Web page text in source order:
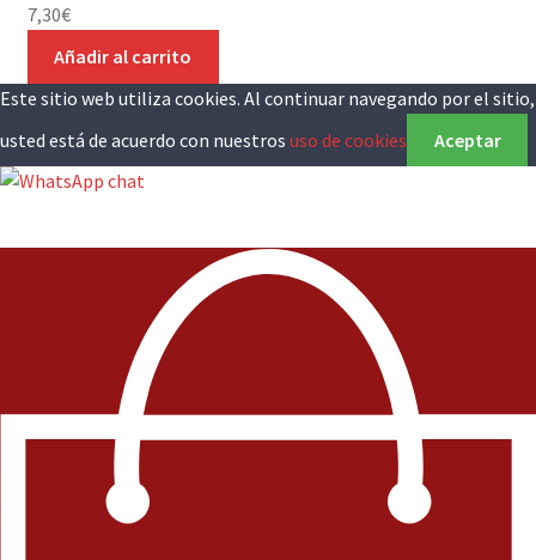
7,30€
Añadir al carrito
Este sitio web utiliza cookies. Al continuar navegando por el sitio,
usted está de acuerdo con nuestros uso de cookies Aceptar